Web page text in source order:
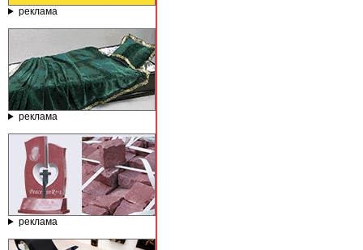
реклама
реклама
реклама